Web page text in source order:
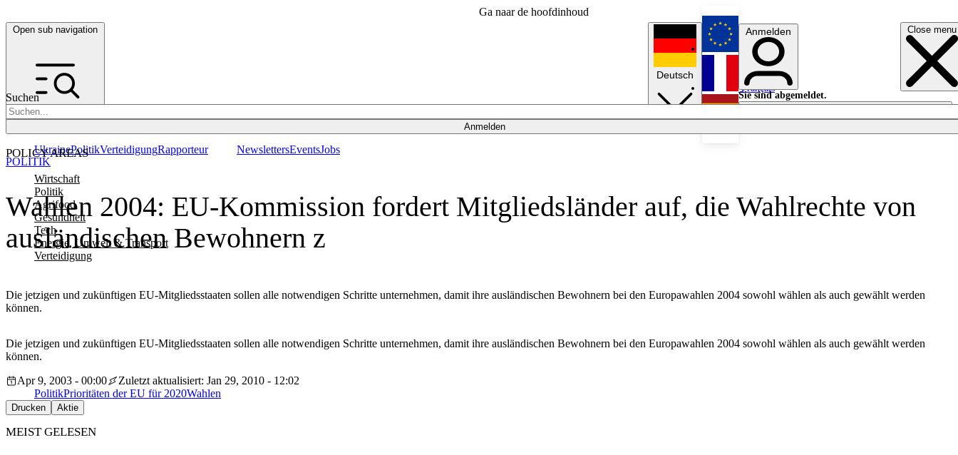
Ga naar de hoofdinhoud
Open sub navigation Close menu
Suchen
Anmelden
POLICY AREAS
Wirtschaft
Politik
Agrifood
Gesundheit
Tech
Energie, Umwelt & Transport
Verteidigung
UkrainePolitikVerteidigungRapporteur NewslettersEventsJobs
Deutsch
English
Français
Anmelden
Sie sind abgemeldet.
Anmelden
Licht aus
Wahlen 2004: EU-Kommission fordert Mitgliedsländer auf, die Wahlrechte von
ausländischen Bewohnern z
Die jetzigen und zukünftigen EU-Mitgliedsstaaten sollen alle notwendigen Schritte unternehmen, damit ihre ausländischen Bewohnern bei den Europawahlen 2004 sowohl wählen als auch gewählt werden
können.
POLITIK
Die jetzigen und zukünftigen EU-Mitgliedsstaaten sollen alle notwendigen Schritte unternehmen, damit ihre ausländischen Bewohnern bei den Europawahlen 2004 sowohl wählen als auch gewählt werden
können.
Apr 9, 2003 - 00:00
Zuletzt aktualisiert: Jan 29, 2010 - 12:02
PolitikPrioritäten der EU für 2020Wahlen
Drucken Aktie
MEIST GELESEN